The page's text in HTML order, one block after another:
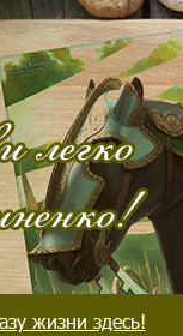
жизни здесь!